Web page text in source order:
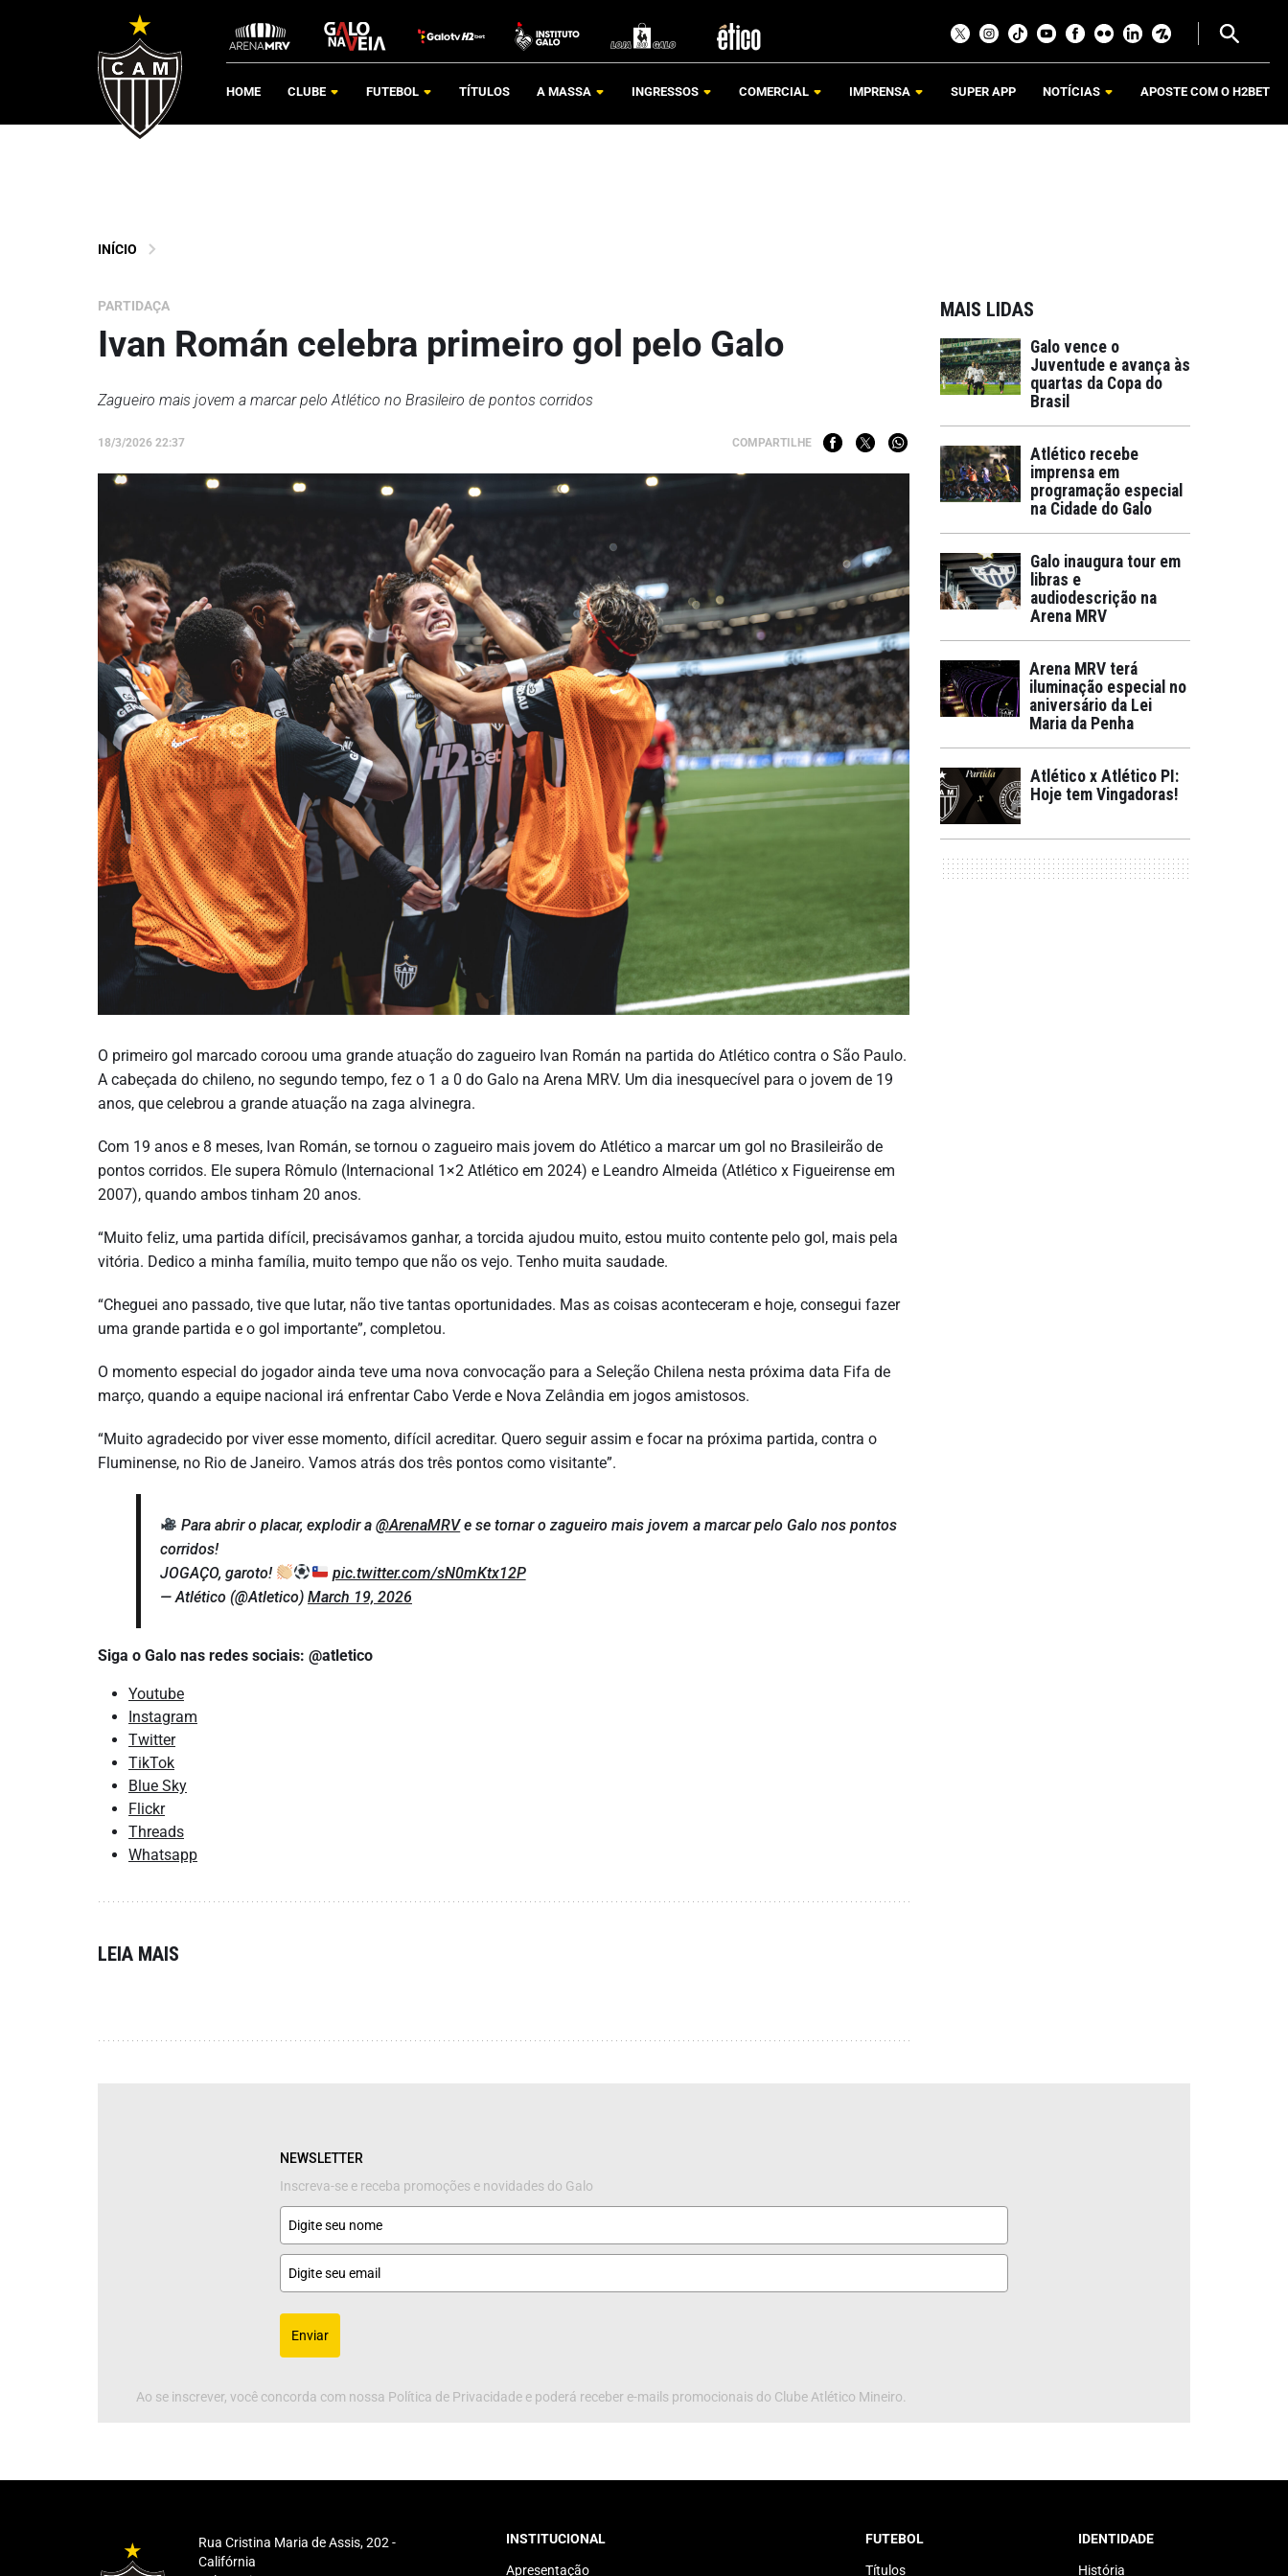
HOME CLUBE FUTEBOL TÍTULOS A MASSA INGRESSOS COMERCIAL IMPRENSA SUPER APP NOTÍCIAS APOSTE COM O H2BET
INÍCIO
PARTIDAÇA
Ivan Román celebra primeiro gol pelo Galo
Zagueiro mais jovem a marcar pelo Atlético no Brasileiro de pontos corridos
18/3/2026 22:37 COMPARTILHE
O primeiro gol marcado coroou uma grande atuação do zagueiro Ivan Román na partida do Atlético contra o São Paulo.
A cabeçada do chileno, no segundo tempo, fez o 1 a 0 do Galo na Arena MRV. Um dia inesquecível para o jovem de 19
anos, que celebrou a grande atuação na zaga alvinegra.
Com 19 anos e 8 meses, Ivan Román, se tornou o zagueiro mais jovem do Atlético a marcar um gol no Brasileirão de
pontos corridos. Ele supera Rômulo (Internacional 1×2 Atlético em 2024) e Leandro Almeida (Atlético x Figueirense em
2007), quando ambos tinham 20 anos.
“Muito feliz, uma partida difícil, precisávamos ganhar, a torcida ajudou muito, estou muito contente pelo gol, mais pela
vitória. Dedico a minha família, muito tempo que não os vejo. Tenho muita saudade.
“Cheguei ano passado, tive que lutar, não tive tantas oportunidades. Mas as coisas aconteceram e hoje, consegui fazer
uma grande partida e o gol importante”, completou.
O momento especial do jogador ainda teve uma nova convocação para a Seleção Chilena nesta próxima data Fifa de
março, quando a equipe nacional irá enfrentar Cabo Verde e Nova Zelândia em jogos amistosos.
“Muito agradecido por viver esse momento, difícil acreditar. Quero seguir assim e focar na próxima partida, contra o
Fluminense, no Rio de Janeiro. Vamos atrás dos três pontos como visitante”.
Para abrir o placar, explodir a@ArenaMRVe se tornar o zagueiro mais jovem a marcar pelo Galo nos pontos
corridos!
JOGAÇO, garoto!
pic.twitter.com/sN0mKtx12P
— Atlético (@Atletico) March 19, 2026
Siga o Galo nas redes sociais: @atletico
Youtube
Instagram
Twitter
TikTok
Blue Sky
Flickr
Threads
Whatsapp
LEIA MAIS
MAIS LIDAS
Galo vence o
Juventude e avança às
quartas da Copa do
Brasil
Atlético recebe
imprensa em
programação especial
na Cidade do Galo
Galo inaugura tour em
libras e
audiodescrição na
Arena MRV
Arena MRV terá
iluminação especial no
aniversário da Lei
Maria da Penha
Atlético x Atlético PI:
Hoje tem Vingadoras!
NEWSLETTER
Inscreva-se e receba promoções e novidades do Galo
Enviar
Ao se inscrever, você concorda com nossa Política de Privacidade e poderá receber e-mails promocionais do Clube Atlético Mineiro.
Rua Cristina Maria de Assis, 202 -
Califórnia
INSTITUCIONAL
Apresentação
FUTEBOL
Títulos
IDENTIDADE
História